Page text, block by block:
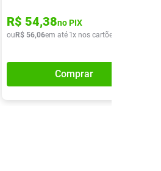
R$ 39,43
R$ 54,38no PIX
ou R$ 56,06em até 1x nos cartões
Comprar